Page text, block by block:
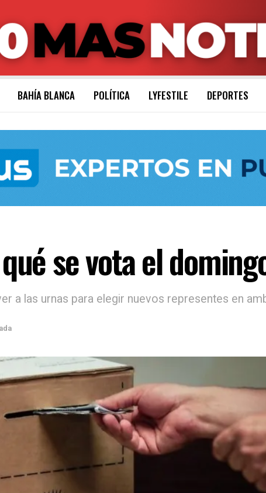
BAHÍA BLANCA POLÍTICA LYFESTILE DEPORTES
se vota el
a las urnas para elegir nuevos representes en